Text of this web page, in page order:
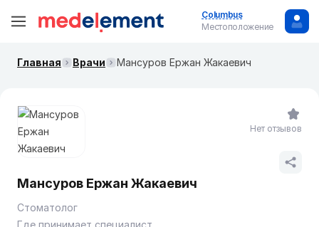
Columbus
Местоположение
Главная Врачи Мансуров Ержан Жакаевич
Мансуров Ержан Жакаевич
Стоматолог
Где принимает специалист
Нет отзывов